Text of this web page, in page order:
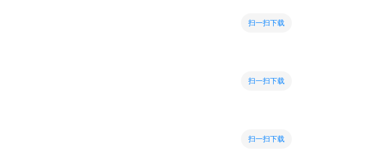
扫一扫下载
扫一扫下载
扫一扫下载